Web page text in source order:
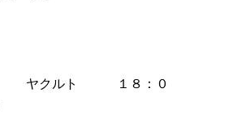
） ヤクルト １８：０